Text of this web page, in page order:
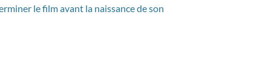
le film avant la naissance de son